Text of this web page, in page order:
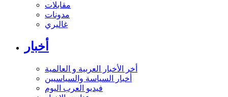
مقابلات
مدونات
غاليري
أخبار
أخر الأخبار العربية و العالمية
أخبار السياسة والسياسيين
فيديو العرب اليوم